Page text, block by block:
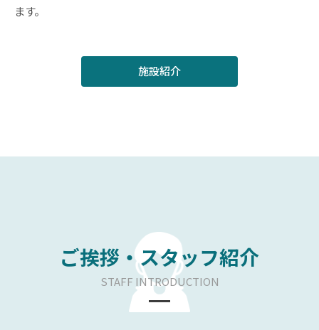
ます。
施設紹介
ご挨拶・スタッフ紹介
STAFF INTRODUCTION